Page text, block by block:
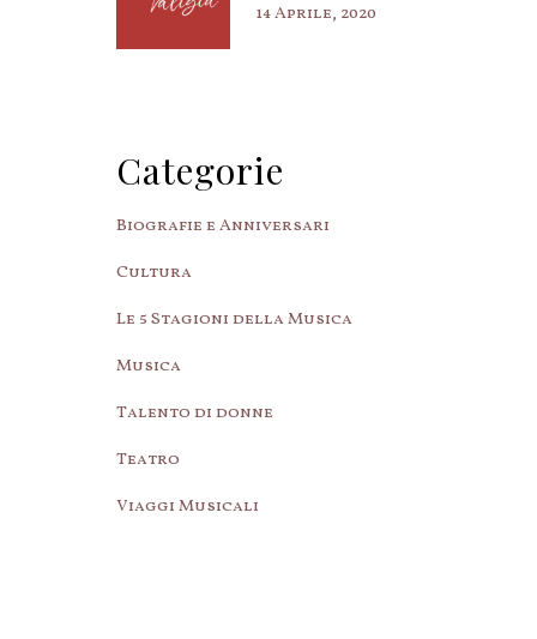
14 Aprile, 2020
Categorie
Biografie e Anniversari
Cultura
Le 5 Stagioni della Musica
Musica
Talento di donne
Teatro
Viaggi Musicali